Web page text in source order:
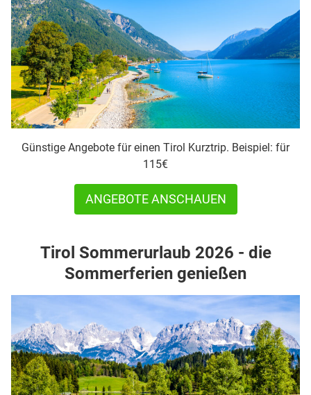
Günstige Angebote für einen Tirol Kurztrip. Beispiel: für
115€
ANGEBOTE ANSCHAUEN
Tirol Sommerurlaub 2026 - die
Sommerferien genießen